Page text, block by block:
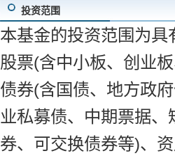
投资范围
本基金的投资范围为
股票(含中小板、创业
债券(含国债、地方政
业私募债、中期票据
券、可交换债券等)、